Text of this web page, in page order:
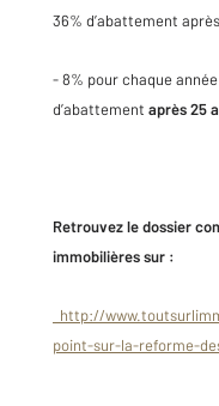
36% d’abattement après
- 8% pour chaque
d’abattement après 25
Retrouvez le dossier
immobilières sur :
http://
point-sur-la-reforme-